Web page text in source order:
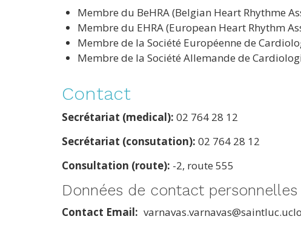
Membre du BeHRA (Belgian Heart Rhythme
Membre du EHRA (European Heart Rhythm
Membre de la Société Européenne de
Membre de la Société Allemande de
Contact
Secrétariat (medical): 02 764 28 12
Secrétariat (consutation): 02 764 28 12
Consultation (route): -2, route 555
Données de contact personnelles
Contact Email